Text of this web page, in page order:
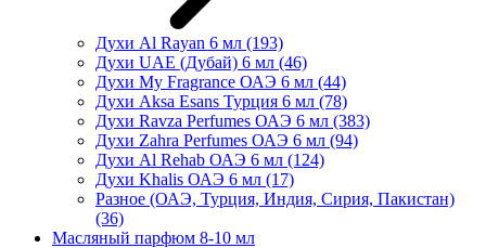
Духи Al Rayan 6 мл (193)
Духи UAE (Дубай) 6 мл (46)
Духи My Fragrance ОАЭ 6 мл (44)
Духи Aksa Esans Турция 6 мл (78)
Духи Ravza Perfumes ОАЭ 6 мл (383)
Духи Zahra Perfumes ОАЭ 6 мл (94)
Духи Al Rehab ОАЭ 6 мл (124)
Духи Khalis ОАЭ 6 мл (17)
Разное (ОАЭ, Турция, Индия, Сирия, Пакистан)
(36)
Масляный парфюм 8-10 мл